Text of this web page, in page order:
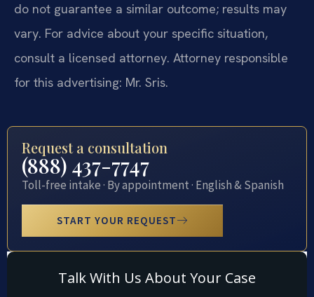
do not guarantee a similar outcome; results may
vary. For advice about your specific situation,
consult a licensed attorney. Attorney responsible
for this advertising: Mr. Sris.
Request a consultation
(888) 437-7747
Toll-free intake · By appointment · English & Spanish
START YOUR REQUEST